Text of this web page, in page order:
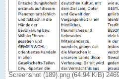
Screenshot (189).png (64.94 KiB)